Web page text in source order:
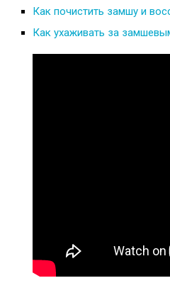
Как почистить замшу и
Как ухаживать за